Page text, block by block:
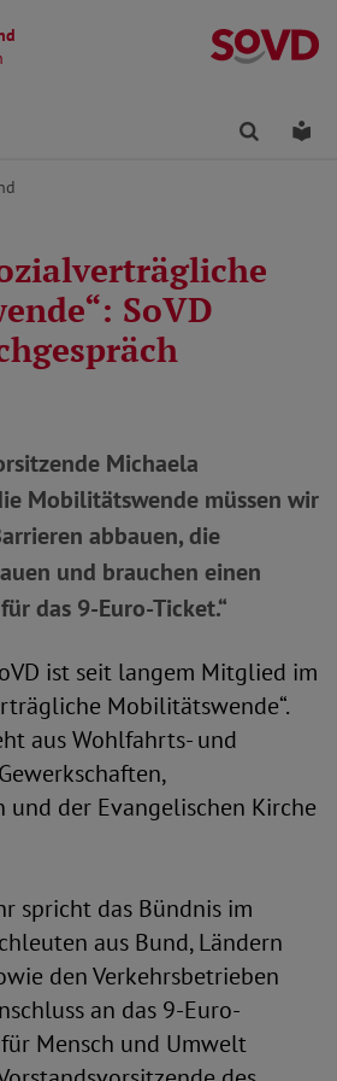
springen Finden
SoVD
Michaela
Mobilitätswende müssen wir
abbauen, die
und brauchen einen
das 9-Euro-Ticket.“
ist seit langem Mitglied im
Mobilitätswende“.
aus Wohlfahrts- und
der Evangelischen Kirche
spricht das Bündnis im
aus Bund, Ländern
den Verkehrsbetrieben
an das 9-Euro-
Mensch und Umwelt